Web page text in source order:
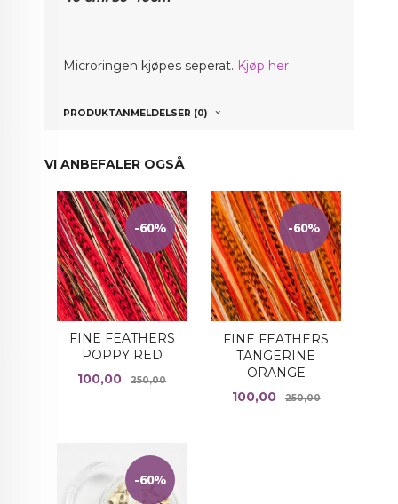
Microringen kjøpes seperat. Kjøp her
PRODUKTANMELDELSER (0)
VI ANBEFALER OGSÅ
FINE FEATHERS
POPPY RED
Tilbud
100,00 250,00Rabatt
-60%
FINE FEATHERS
TANGERINE
ORANGE
Tilbud
100,00 250,00Rabatt
-60%
-60%